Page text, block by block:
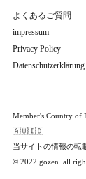
よくあるご質問
impressum
Privacy Policy
Datenschutzerklärung
Member's
🇦🇺🇮🇩
当サイトの情報の転
© 2022 gozen. all